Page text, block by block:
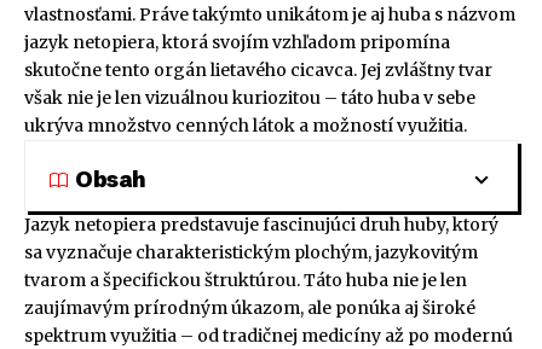
vlastnosťami. Práve takýmto unikátom je aj huba s názvom
jazyk netopiera, ktorá svojím vzhľadom pripomína
skutočne tento orgán lietavého cicavca. Jej zvláštny tvar
však nie je len vizuálnou kuriozitou – táto huba v sebe
ukrýva množstvo cenných látok a možností využitia.
Obsah
Jazyk netopiera predstavuje fascinujúci druh huby, ktorý
sa vyznačuje charakteristickým plochým, jazykovitým
tvarom a špecifickou štruktúrou. Táto huba nie je len
zaujímavým prírodným úkazom, ale ponúka aj široké
spektrum využitia – od tradičnej medicíny až po modernú